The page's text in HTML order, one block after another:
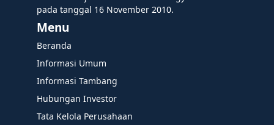
pada tanggal 16 November 2010.
Menu
Beranda
Informasi Umum
Informasi Tambang
Hubungan Investor
Tata Kelola Perusahaan